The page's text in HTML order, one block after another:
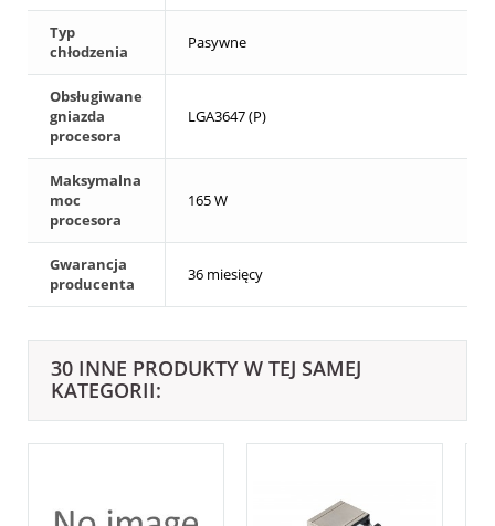
Typ
chłodzenia
Pasywne
Obsługiwane
gniazda
procesora
LGA3647 (P)
Maksymalna
moc
procesora
165 W
Gwarancja
producenta
36 miesięcy
30 INNE PRODUKTY W TEJ SAMEJ
KATEGORII: